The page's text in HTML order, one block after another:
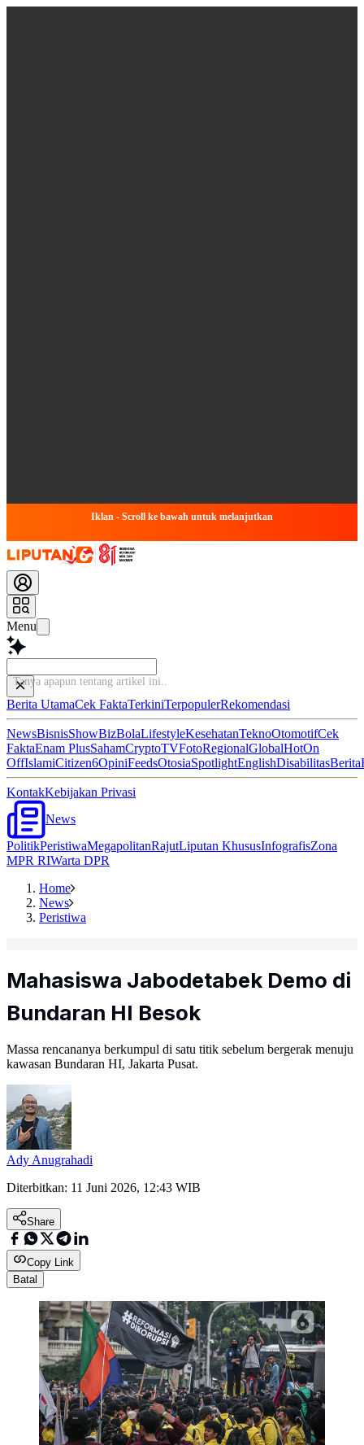
Iklan - Scroll ke bawah untuk melanjutkan
Menu
Tanya apapun tentang artikel ini...
Berita UtamaCek FaktaTerkiniTerpopulerRekomendasi
NewsBisnisShowBizBolaLifestyleKesehatanTeknoOtomotifCek
FaktaEnam PlusSahamCryptoTVFotoRegionalGlobalHotOn
OffIslamiCitizen6OpiniFeedsOtosiaSpotlightEnglishDisabilitasBerita
KontakKebijakan Privasi
News
PolitikPeristiwaMegapolitanRajutLiputan KhususInfografisZona
MPR RIWarta DPR
Home
News
Peristiwa
Mahasiswa Jabodetabek Demo di
Bundaran HI Besok
Massa rencananya berkumpul di satu titik sebelum bergerak menuju
kawasan Bundaran HI, Jakarta Pusat.
Ady Anugrahadi
Diterbitkan: 11 Juni 2026, 12:43 WIB
Share
Copy Link
Batal